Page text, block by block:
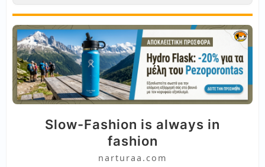
Slow-Fashion is always in
fashion
narturaa.com